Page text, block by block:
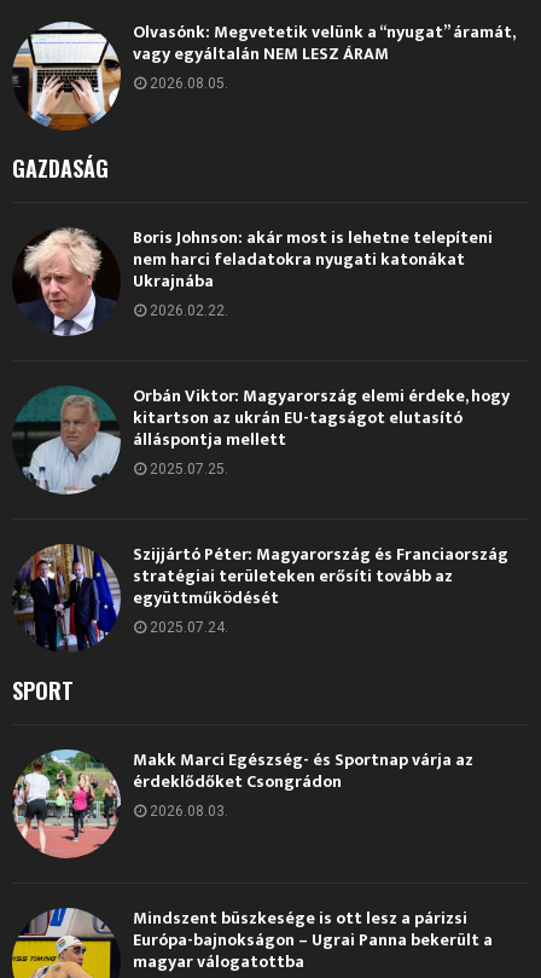
Olvasónk: Megvetetik velünk a “nyugat” áramát,
vagy egyáltalán NEM LESZ ÁRAM
2026.08.05.
GAZDASÁG
Boris Johnson: akár most is lehetne telepíteni
nem harci feladatokra nyugati katonákat
Ukrajnába
2026.02.22.
Orbán Viktor: Magyarország elemi érdeke, hogy
kitartson az ukrán EU-tagságot elutasító
álláspontja mellett
2025.07.25.
Szijjártó Péter: Magyarország és Franciaország
stratégiai területeken erősíti tovább az
együttműködését
2025.07.24.
SPORT
Makk Marci Egészség- és Sportnap várja az
érdeklődőket Csongrádon
2026.08.03.
Mindszent büszkesége is ott lesz a párizsi
Európa-bajnokságon – Ugrai Panna bekerült a
magyar válogatottba